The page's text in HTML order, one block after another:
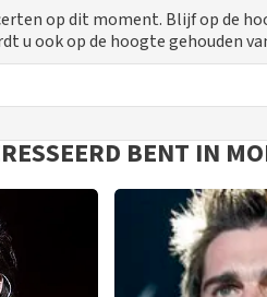
op dit moment. Blijf op de
u ook op de hoogte gehouden
BENT IN